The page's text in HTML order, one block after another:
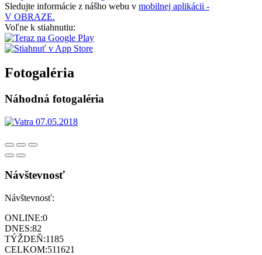
Sledujte informácie z nášho webu v mobilnej aplikácii -
V OBRAZE.
Voľne k stiahnutiu:
Fotogaléria
Náhodná fotogaléria
Návštevnosť
Návštevnosť:
ONLINE:0
DNES:82
TÝŽDEŇ:1185
CELKOM:511621